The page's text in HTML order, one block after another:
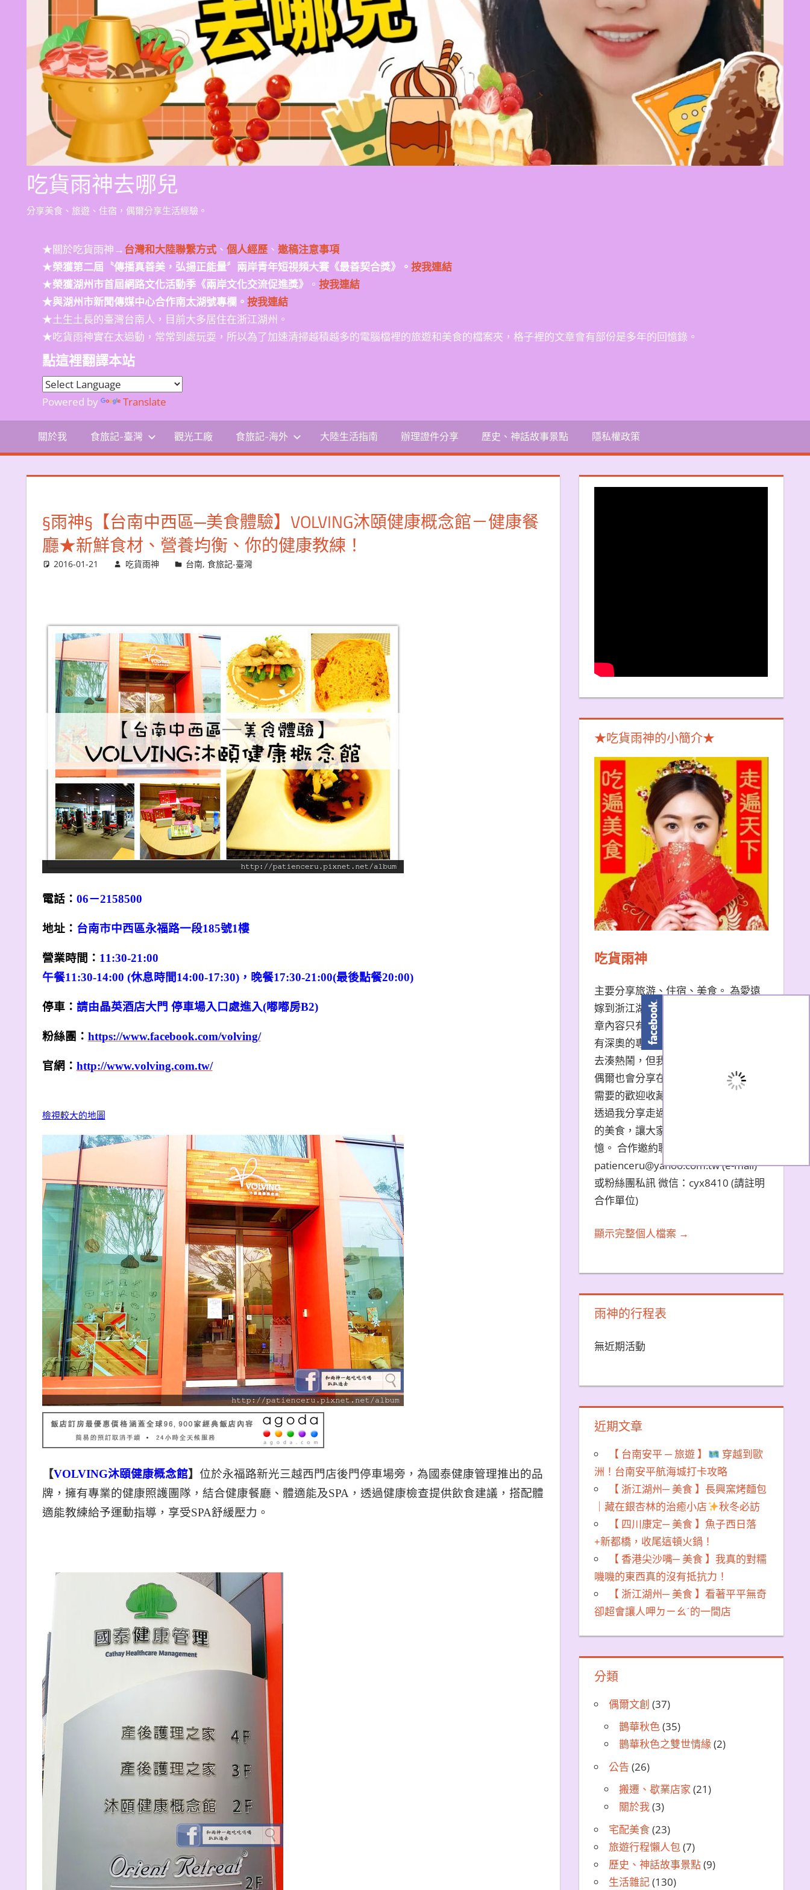
吃貨雨神去哪兒
分享美食、旅遊、住宿，偶爾分享生活經驗。
★關於吃貨雨神→台灣和大陸聯繫方式、 個人經歷、 邀稿注意事項
★榮獲第二屆〝傳播真善美，弘揚正能量〞兩岸青年短視頻大賽《最善契合獎》。 按我連結
★榮獲湖州市首屆網路文化活動季《兩岸文化交流促進獎》 。 按我連結
★與湖州市新聞傳媒中心合作南太湖號專欄。 按我連結
★土生土長的臺灣台南人，目前大多居住在浙江湖州。
★吃貨雨神實在太過動，常常到處玩耍，所以為了加速清掃越積越多的電腦檔裡的旅遊和美食的檔案夾，格子裡的文章會有部份是多年的回憶錄。
點這裡翻譯本站
Powered by Translate
關於我 食旅記-臺灣 觀光工廠 食旅記-海外 大陸生活指南 辦理證件分享 歷史、神話故事景點 隱私權政策
§雨神§【台南中西區─美食體驗】VOLVING沐頤健康概念館－健康餐
廳★新鮮食材、營養均衡、你的健康教練！
2016-01-21 吃貨雨神 台南,食旅記-臺灣
電話： 06－2158500
地址： 台南市中西區永福路一段185號1樓
營業時間： 11:30-21:00
午餐11:30-14:00 (休息時間14:00-17:30)，晚餐17:30-21:00(最後點餐20:00)
停車： 請由晶英酒店大門 停車場入口處進入(嘟嘟房B2)
粉絲團： https://www.facebook.com/volving/
官網： http://www.volving.com.tw/
檢視較大的地圖
【VOLVING沐頤健康概念館】 位於永福路新光三越西門店後門停車場旁，為國泰健康管理推出的品
牌，擁有專業的健康照護團隊，結合健康餐廳、體適能及SPA，透過健康檢查提供飲食建議，搭配體
適能教練給予運動指導，享受SPA舒緩壓力。
★吃貨雨神的小簡介★
吃貨雨神
主要分享旅游、住宿、美食。 為愛遠
嫁到浙江湖州的台南天秤座女子。 文
章內容只有非常口語易懂的描述，沒
有深奧的專有名詞。 熱門景點我也會
去湊熱鬧，但我更愛冷門小眾景點。
偶爾也會分享在大陸生活的小撇步，
需要的歡迎收藏文章。 希望大家能夠
透過我分享走過的旅遊景點和品嚐過
的美食，讓大家都能夠擁有美好的回
憶。 合作邀約聯繫方式：
patienceru@yahoo.com.tw (e-mail)
或粉絲團私訊 微信：cyx8410 (請註明
合作單位)
顯示完整個人檔案 →
雨神的行程表
無近期活動
近期文章
【 台南安平 ─ 旅遊 】
穿越到歐
洲！台南安平航海城打卡攻略
【 浙江湖州─ 美食 】長興窯烤麵包
｜藏在銀杏林的治癒小店
秋冬必訪
【 四川康定─ 美食 】魚子西日落
+新都橋，收尾這頓火鍋！
【 香港尖沙嘴─ 美食 】我真的對糯
嘰嘰的東西真的沒有抵抗力！
【 浙江湖州─ 美食 】看著平平無奇
卻超會讓人呷ㄉㄧㄠˊ的一間店
分類
偶爾文創 (37)
鵲華秋色(35)
鵲華秋色之雙世情緣(2)
公告 (26)
搬遷、歇業店家 (21)
關於我(3)
宅配美食(23)
旅遊行程懶人包(7)
歷史、神話故事景點(9)
生活雜記(130)